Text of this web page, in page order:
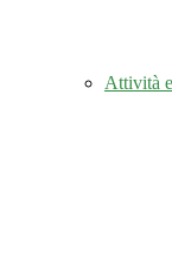
Attività